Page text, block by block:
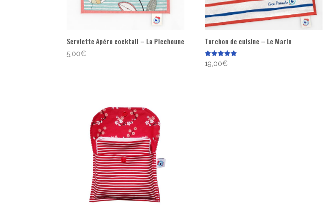
Serviette Apéro cocktail – La Picchoune
5,00€
Torchon de cuisine – Le Marin
Note
5.00
19,00€